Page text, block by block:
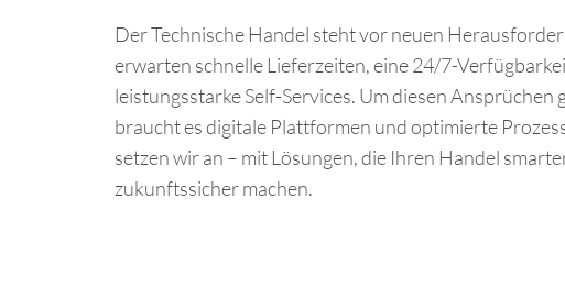
Der Technische Handel steht vor neuen
erwarten schnelle Lieferzeiten, eine 24/7-
leistungsstarke Self-Services. Um diesen Ansprüchen
braucht es digitale Plattformen und optimierte
setzen wir an – mit Lösungen, die Ihren Handel
zukunftssicher machen.